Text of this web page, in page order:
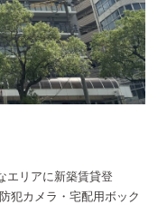
エリアに新築賃貸登
犯カメラ・宅配用ボック